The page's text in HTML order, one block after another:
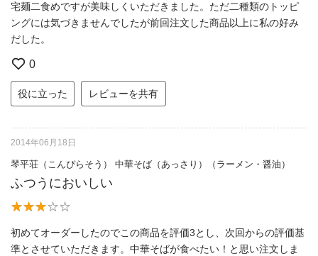
宅麺二食めですが美味しくいただきました。ただ二種類のトッピ
ングには気づきませんでしたが前回注文した商品以上に私の好み
だした。
0
役に立った レビューを共有
2014年06月18日
琴平荘（こんぴらそう） 中華そば（あっさり）（ラーメン・醤油）
ふつうにおいしい
初めてオーダーしたのでこの商品を評価3とし、次回からの評価基
準とさせていただきます。中華そばが食べたい！と思い注文しま